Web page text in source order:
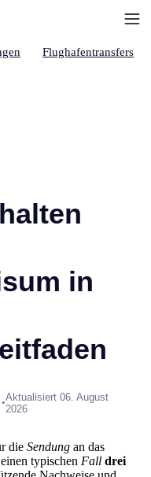
Flughafentransfers
in
•Aktualisiert 06. August
2026
die Sendung an das
typischen Fall drei